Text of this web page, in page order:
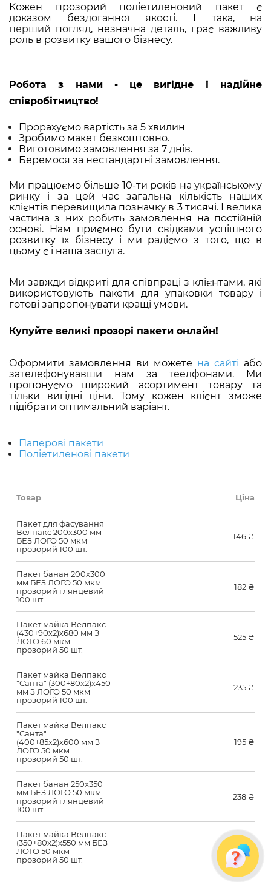
Кожен прозорий поліетиленовий пакет є
доказом бездоганної якості. І така,
на
перший погляд, незначна деталь, грає важливу
роль в розвитку вашого бізнесу.
Робота з нами - це вигідне і надійне
співробітництво!
Прорахуємо вартість за 5 хвилин
Зробимо макет безкоштовно.
Виготовимо замовлення за 7 днів.
Беремося за нестандартні замовлення.
Ми працюємо більше 10-ти років на українському
ринку і за цей час загальна кількість наших
клієнтів перевищила позначку в 3 тисячі. І велика
частина з них робить замовлення на постійній
основі. Нам приємно бути свідками успішного
розвитку їх бізнесу і ми радіємо з того, що в
цьому є і наша заслуга.
Ми завжди відкриті для співпраці з клієнтами, які
використовують пакети для упаковки товару і
готові запропонувати кращі умови.
Купуйте великі прозорі пакети онлайн!
Оформити замовлення ви можете на сайті або
зателефонувавши нам за теелфонами. Ми
пропонуємо широкий асортимент товару та
тільки вигідні ціни. Тому кожен клієнт зможе
підібрати оптимальний варіант.
Паперові пакети
Поліетиленові пакети
Товар Ціна
Пакет для фасування
Велпакс 200х300 мм
БЕЗ ЛОГО 50 мкм
прозорий 100 шт.
146 ₴
Пакет банан 200х300
мм БЕЗ ЛОГО 50 мкм
прозорий глянцевий
100 шт.
182 ₴
Пакет майка Велпакс
(430+90х2)х680 мм З
ЛОГО 60 мкм
прозорий 50 шт.
525 ₴
Пакет майка Велпакс
"Санта" (300+80х2)х450
мм З ЛОГО 50 мкм
прозорий 100 шт.
235 ₴
Пакет майка Велпакс
"Санта"
(400+85х2)х600 мм З
ЛОГО 50 мкм
прозорий 50 шт.
195 ₴
Пакет банан 250х350
мм БЕЗ ЛОГО 50 мкм
прозорий глянцевий
100 шт.
238 ₴
Пакет майка Велпакс
(350+80х2)х550 мм БЕЗ
ЛОГО 50 мкм
прозорий 50 шт.
320₴